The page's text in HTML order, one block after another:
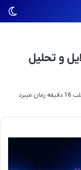
و تحلیل